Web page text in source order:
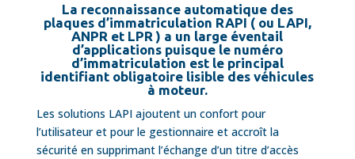
La reconnaissance automatique des
plaques d’immatriculation RAPI ( ou LAPI,
ANPR et LPR ) a un large éventail
d’applications puisque le numéro
d’immatriculation est le principal
identifiant obligatoire lisible des véhicules
à moteur.
Les solutions LAPI ajoutent un confort pour
l’utilisateur et pour le gestionnaire et accroît la
sécurité en supprimant l’échange d’un titre d’accès